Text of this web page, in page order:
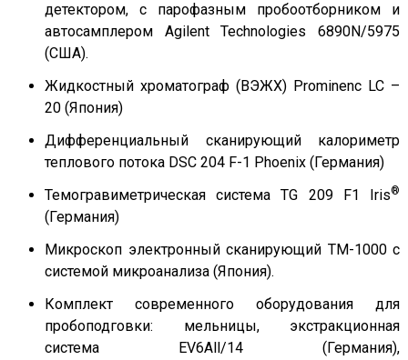
детектором, с парофазным пробоотборником и
автосамплером Agilent Technologies 6890N/5975
(США).
Жидкостный хроматограф (ВЭЖХ) Prominenc LC –
20 (Япония)
Дифференциальный сканирующий калориметр
теплового потока DSC 204 F-1 Phoenix (Германия)
Темогравиметрическая система TG 209 F1 Iris®
(Германия)
Микроскоп электронный сканирующий TM-1000 с
системой микроанализа (Япония).
Комплект современного оборудования для
пробоподговки: мельницы, экстракционная
система EV6All/14 (Германия),